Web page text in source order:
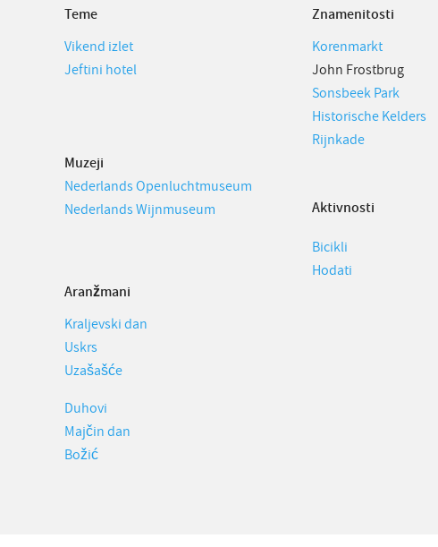
Teme Znamenitosti
Vikend izlet
Korenmarkt
Jeftini hotel
John Frostbrug
Sonsbeek Park
Historische Kelders
Rijnkade
Muzeji
Nederlands Openluchtmuseum
Nederlands Wijnmuseum
Aktivnosti
Bicikli
Hodati
Aranžmani
Kraljevski dan
Uskrs
Uzašašće
Duhovi
Majčin dan
Božić